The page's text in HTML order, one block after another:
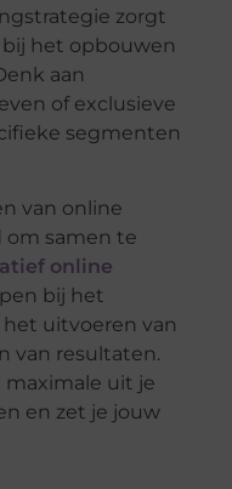
zorgt
het opbouwen
aan
of exclusieve
segmenten
van online
om samen te
online
bij het
uitvoeren van
van resultaten.
maximale uit je
en zet je jouw